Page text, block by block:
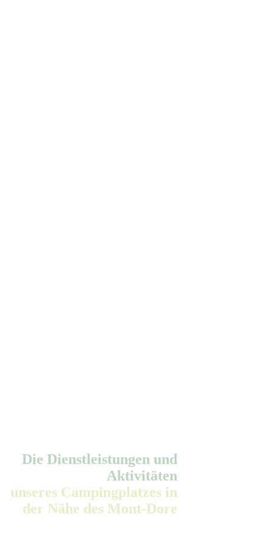
Die Dienstleistungen und
Aktivitäten
unseres Campingplatzes in
der Nähe des Mont-Dore